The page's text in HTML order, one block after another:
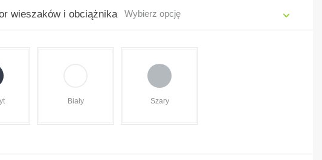
wieszaków i obciążnika Wybierz opcję
Biały Szary